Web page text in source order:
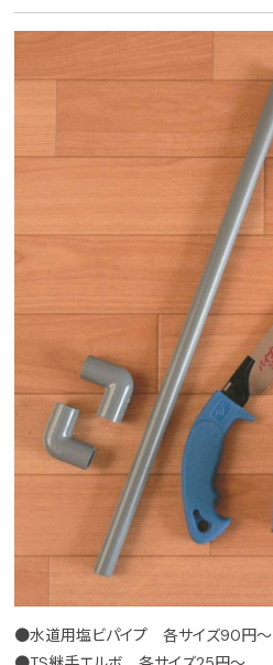
●水道用塩ビパイプ 各サイズ90円～